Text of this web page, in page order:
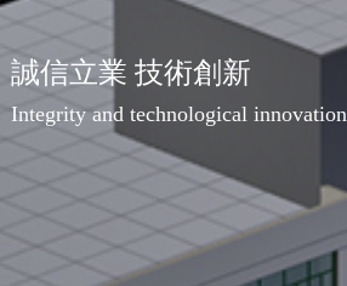
誠信立業 技術創新
Integrity and technological innovation